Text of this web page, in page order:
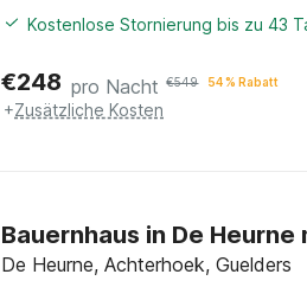
Kostenlose Stornierung bis zu 43
€248 pro Nacht €549 54 % Rabatt
+Zusätzliche Kosten
Bauernhaus in De
De Heurne, Achterhoek, Guelders